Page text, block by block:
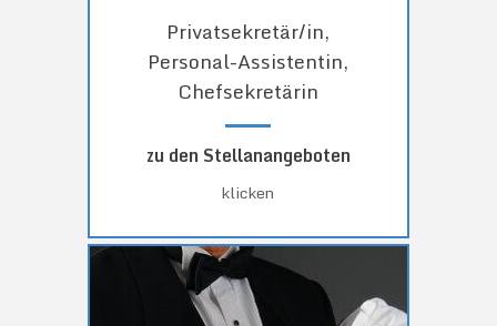
Privatsekretär/in,
Personal-Assistentin,
Chefsekretärin
zu den Stellanangeboten
klicken